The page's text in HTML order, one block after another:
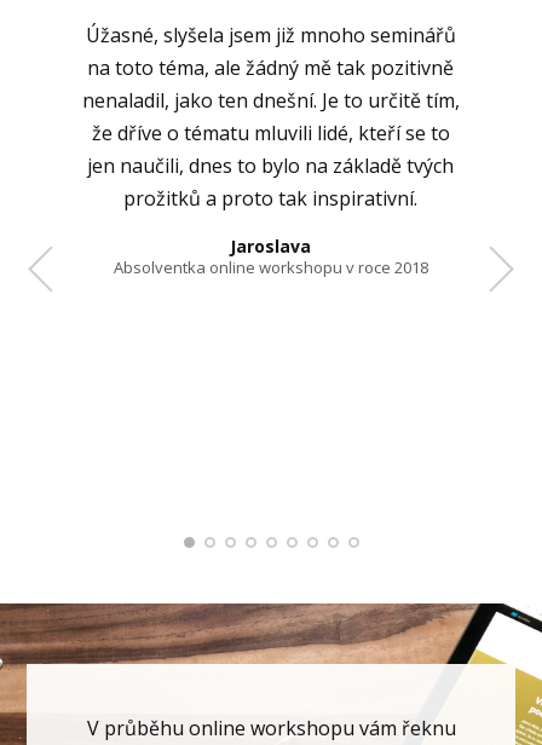
seminářů
tak pozitivně
Je to určitě tím,
kteří se to
základě tvých
v roce 2018
Milá Stáňo, chtěla bych Vám moc
poděkovat za skvělý nedělní workshop
plný inspirace. Moc se mi líbily příklady
z praxe a zvláštní "poklidné nadšení", které
z Vás vyzařuje. I připravené pracovní listy
byly bezva, pilně jsem vyplňovala a moc mě
nápadů a nadšení, díky kterému jsem
V průběhu online workshopu vám řeknu